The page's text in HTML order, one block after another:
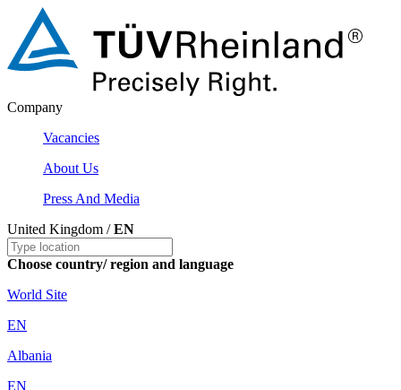
Company
Vacancies
About Us
Press And Media
United Kingdom /EN
Choose country/ region and language
World Site
EN
Albania
EN